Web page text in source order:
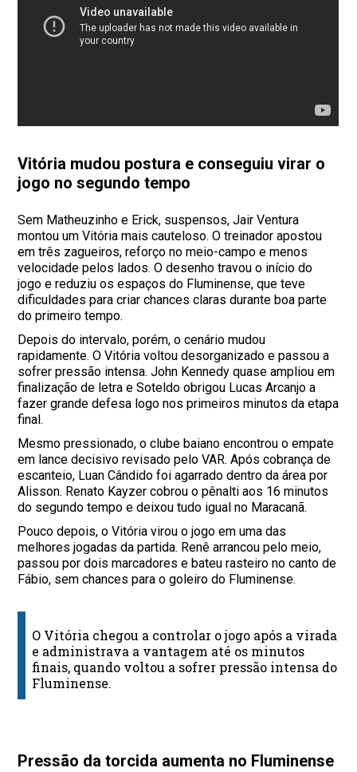
Vitória mudou postura e conseguiu virar o
jogo no segundo tempo
Sem Matheuzinho e Erick, suspensos, Jair Ventura
montou um Vitória mais cauteloso. O treinador apostou
em três zagueiros, reforço no meio-campo e menos
velocidade pelos lados. O desenho travou o início do
jogo e reduziu os espaços do Fluminense, que teve
dificuldades para criar chances claras durante boa parte
do primeiro tempo.
Depois do intervalo, porém, o cenário mudou
rapidamente. O Vitória voltou desorganizado e passou a
sofrer pressão intensa. John Kennedy quase ampliou em
finalização de letra e Soteldo obrigou Lucas Arcanjo a
fazer grande defesa logo nos primeiros minutos da etapa
final.
Mesmo pressionado, o clube baiano encontrou o empate
em lance decisivo revisado pelo VAR. Após cobrança de
escanteio, Luan Cândido foi agarrado dentro da área por
Alisson. Renato Kayzer cobrou o pênalti aos 16 minutos
do segundo tempo e deixou tudo igual no Maracanã.
Pouco depois, o Vitória virou o jogo em uma das
melhores jogadas da partida. Renê arrancou pelo meio,
passou por dois marcadores e bateu rasteiro no canto de
Fábio, sem chances para o goleiro do Fluminense.
O Vitória chegou a controlar o jogo após a virada
e administrava a vantagem até os minutos
finais, quando voltou a sofrer pressão intensa do
Fluminense.
Pressão da torcida aumenta no Fluminense